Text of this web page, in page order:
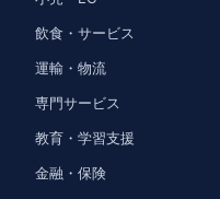
飲食・サービス
運輸・物流
専門サービス
教育・学習支援
金融・保険